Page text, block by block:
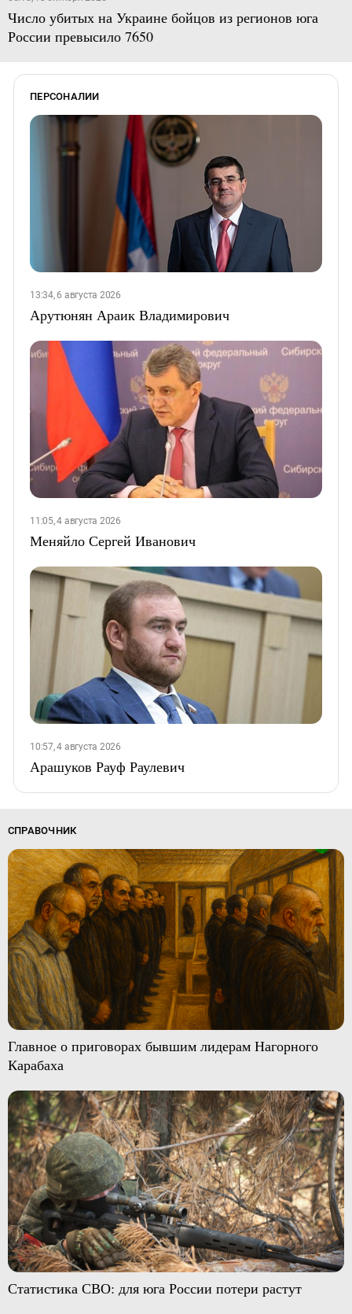
Число убитых на Украине бойцов из регионов юга
России превысило 7650
ПЕРСОНАЛИИ
13:34, 6 августа 2026
Арутюнян Араик Владимирович
11:05, 4 августа 2026
Меняйло Сергей Иванович
10:57, 4 августа 2026
Арашуков Рауф Раулевич
СПРАВОЧНИК
Главное о приговорах бывшим лидерам Нагорного
Карабаха
Статистика СВО: для юга России потери растут